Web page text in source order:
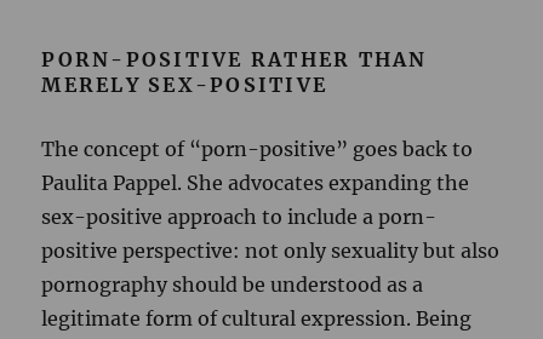
PORN-POSITIVE RATHER THAN
MERELY SEX-POSITIVE
The concept of “porn-positive” goes back to
Paulita Pappel. She advocates expanding the
sex-positive approach to include a porn-
positive perspective: not only sexuality but also
pornography should be understood as a
legitimate form of cultural expression. Being